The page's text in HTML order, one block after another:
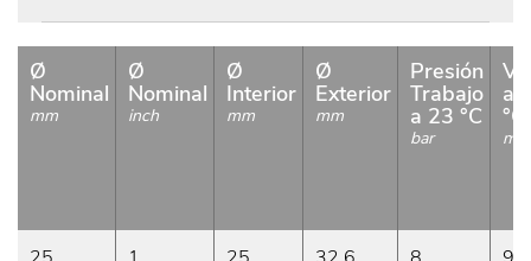
Ø
Nominal
mm
Ø
Nominal
inch
Ø
Interior
mm
Ø
Exterior
mm
Presión
Trabajo
a 23 °C
bar
a
°C
m/